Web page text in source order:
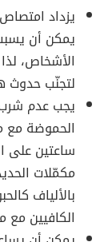
يزداد
يمكن أن
الأشخاص،
لتجنّب حدوث
يجب عدم شرب
الحموضة مع
ساعتين على
مكمّلات
بالألياف
الكافيين مع